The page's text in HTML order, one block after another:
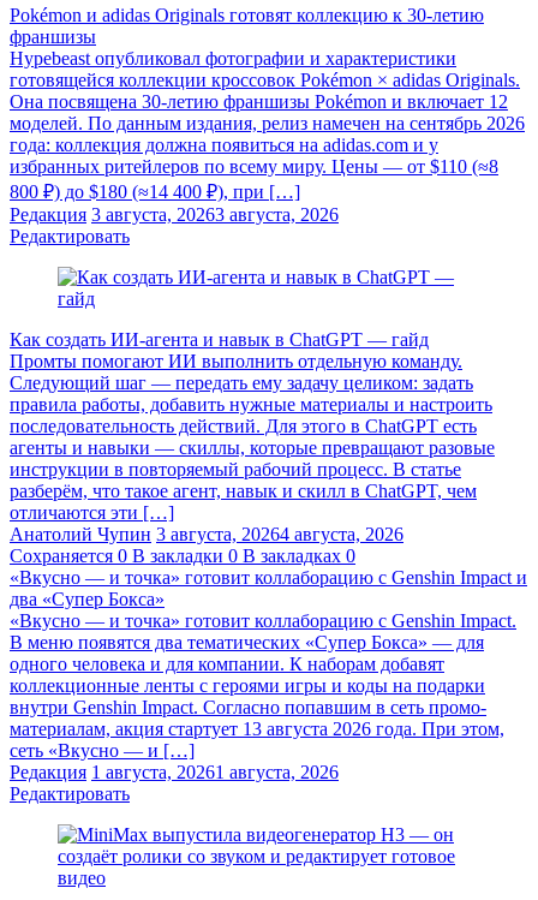
Pokémon и adidas Originals готовят коллекцию к 30-летию
франшизы
Hypebeast опубликовал фотографии и характеристики
готовящейся коллекции кроссовок Pokémon × adidas Originals.
Она посвящена 30-летию франшизы Pokémon и включает 12
моделей. По данным издания, релиз намечен на сентябрь 2026
года: коллекция должна появиться на adidas.com и у
избранных ритейлеров по всему миру. Цены — от $110 (≈8
800 ₽) до $180 (≈14 400 ₽), при […]
Редакция 3 августа, 20263 августа, 2026
Редактировать
Как создать ИИ-агента и навык в ChatGPT — гайд
Промты помогают ИИ выполнить отдельную команду.
Следующий шаг — передать ему задачу целиком: задать
правила работы, добавить нужные материалы и настроить
последовательность действий. Для этого в ChatGPT есть
агенты и навыки — скиллы, которые превращают разовые
инструкции в повторяемый рабочий процесс. В статье
разберём, что такое агент, навык и скилл в ChatGPT, чем
отличаются эти […]
Анатолий Чупин 3 августа, 20264 августа, 2026
Сохраняется 0 В закладки 0 В закладках 0
«Вкусно — и точка» готовит коллаборацию с Genshin Impact и
два «Супер Бокса»
«Вкусно — и точка» готовит коллаборацию с Genshin Impact.
В меню появятся два тематических «Супер Бокса» — для
одного человека и для компании. К наборам добавят
коллекционные ленты с героями игры и коды на подарки
внутри Genshin Impact. Согласно попавшим в сеть промо-
материалам, акция стартует 13 августа 2026 года. При этом,
сеть «Вкусно — и […]
Редакция 1 августа, 20261 августа, 2026
Редактировать